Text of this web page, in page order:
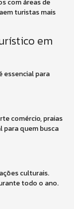
com áreas de
turistas mais
em
essencial para
comércio, praias
para quem busca
culturais.
todo o ano.